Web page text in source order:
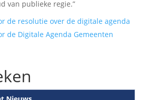
van publieke regie.”
de resolutie over de digitale agenda
de Digitale Agenda Gemeenten